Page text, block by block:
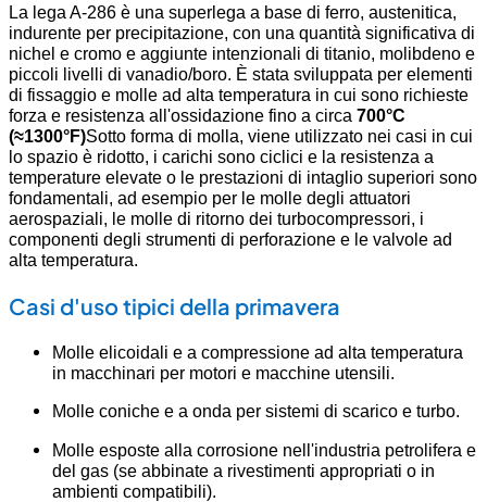
La lega A-286 è una superlega a base di ferro, austenitica,
indurente per precipitazione, con una quantità significativa di
nichel e cromo e aggiunte intenzionali di titanio, molibdeno e
piccoli livelli di vanadio/boro. È stata sviluppata per elementi
di fissaggio e molle ad alta temperatura in cui sono richieste
forza e resistenza all'ossidazione fino a circa 700°C
(≈1300°F)Sotto forma di molla, viene utilizzato nei casi in cui
lo spazio è ridotto, i carichi sono ciclici e la resistenza a
temperature elevate o le prestazioni di intaglio superiori sono
fondamentali, ad esempio per le molle degli attuatori
aerospaziali, le molle di ritorno dei turbocompressori, i
componenti degli strumenti di perforazione e le valvole ad
alta temperatura.
Casi d'uso tipici della primavera
Molle elicoidali e a compressione ad alta temperatura
in macchinari per motori e macchine utensili.
Molle coniche e a onda per sistemi di scarico e turbo.
Molle esposte alla corrosione nell'industria petrolifera e
del gas (se abbinate a rivestimenti appropriati o in
ambienti compatibili).